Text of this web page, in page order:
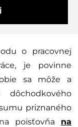
o pracovnej
je povinne
sa môže a
priznaného
poisťovňa na